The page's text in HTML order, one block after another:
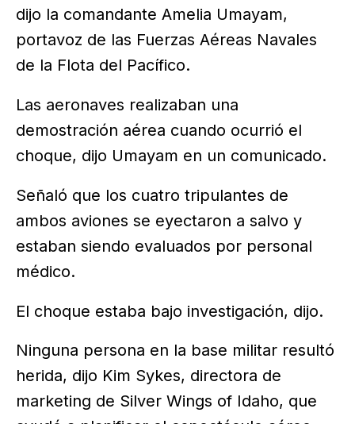
dijo la comandante Amelia Umayam,
portavoz de las Fuerzas Aéreas Navales
de la Flota del Pacífico.
Las aeronaves realizaban una
demostración aérea cuando ocurrió el
choque, dijo Umayam en un comunicado.
Señaló que los cuatro tripulantes de
ambos aviones se eyectaron a salvo y
estaban siendo evaluados por personal
médico.
El choque estaba bajo investigación, dijo.
Ninguna persona en la base militar resultó
herida, dijo Kim Sykes, directora de
marketing de Silver Wings of Idaho, que